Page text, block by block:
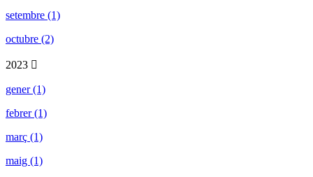
setembre (1)
octubre (2)
2023
gener (1)
febrer (1)
març (1)
maig (1)